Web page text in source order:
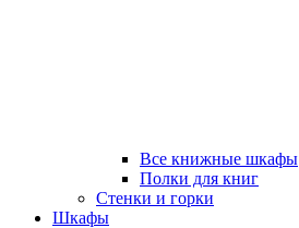
Все книжные шкафы
Полки для книг
Стенки и горки
Шкафы